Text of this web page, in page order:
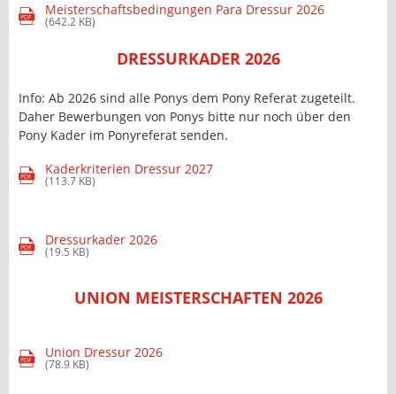
PDF Meisterschaftsbedingungen Para Dressur 2026
(642.2 KB)
DRESSURKADER 2026
Info: Ab 2026 sind alle Ponys dem Pony Referat zugeteilt.
Daher Bewerbungen von Ponys bitte nur noch über den
Pony Kader im Ponyreferat senden.
PDF Kaderkriterien Dressur 2027
(113.7 KB)
PDF Dressurkader 2026
(19.5 KB)
UNION MEISTERSCHAFTEN 2026
PDF Union Dressur 2026
(78.9 KB)